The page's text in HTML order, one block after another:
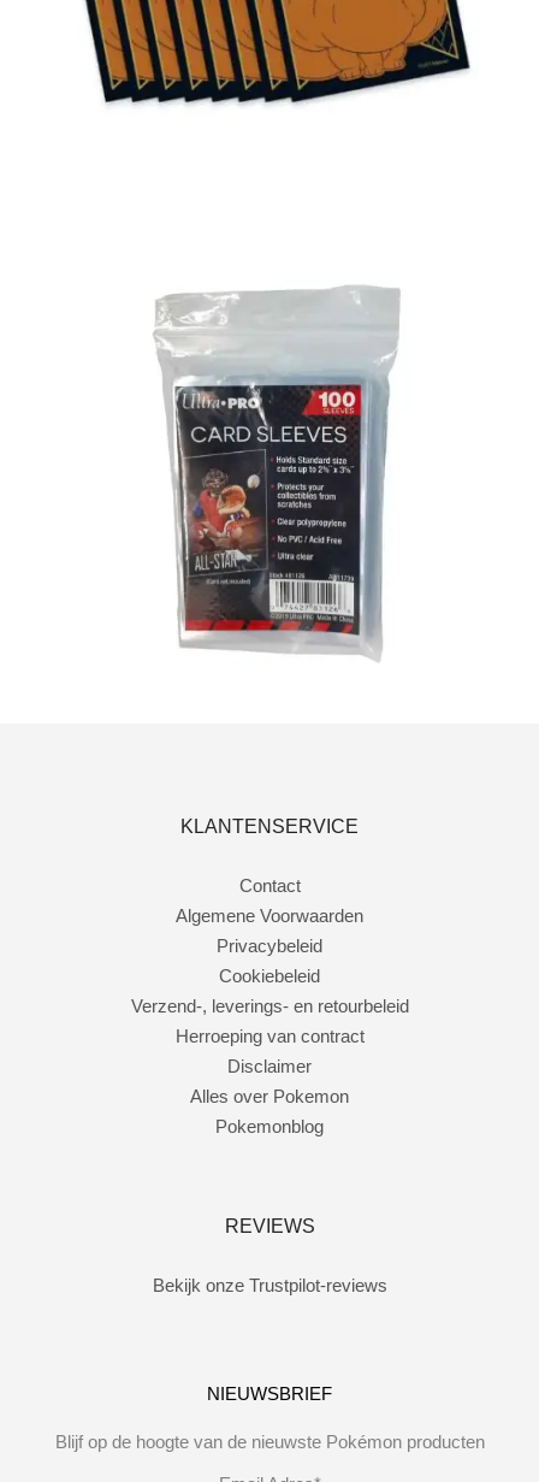
€1.50
KLANTENSERVICE
Contact
Algemene Voorwaarden
Privacybeleid
Cookiebeleid
Verzend-, leverings- en retourbeleid
Herroeping van contract
Disclaimer
Alles over Pokemon
Pokemonblog
REVIEWS
Bekijk onze Trustpilot-reviews
NIEUWSBRIEF
Blijf op de hoogte van de nieuwste Pokémon producten